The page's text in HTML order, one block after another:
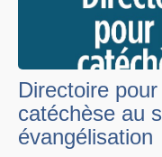
Directoire
catéchèse au
évangélisation